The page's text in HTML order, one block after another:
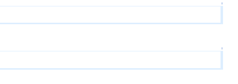
↑
↑